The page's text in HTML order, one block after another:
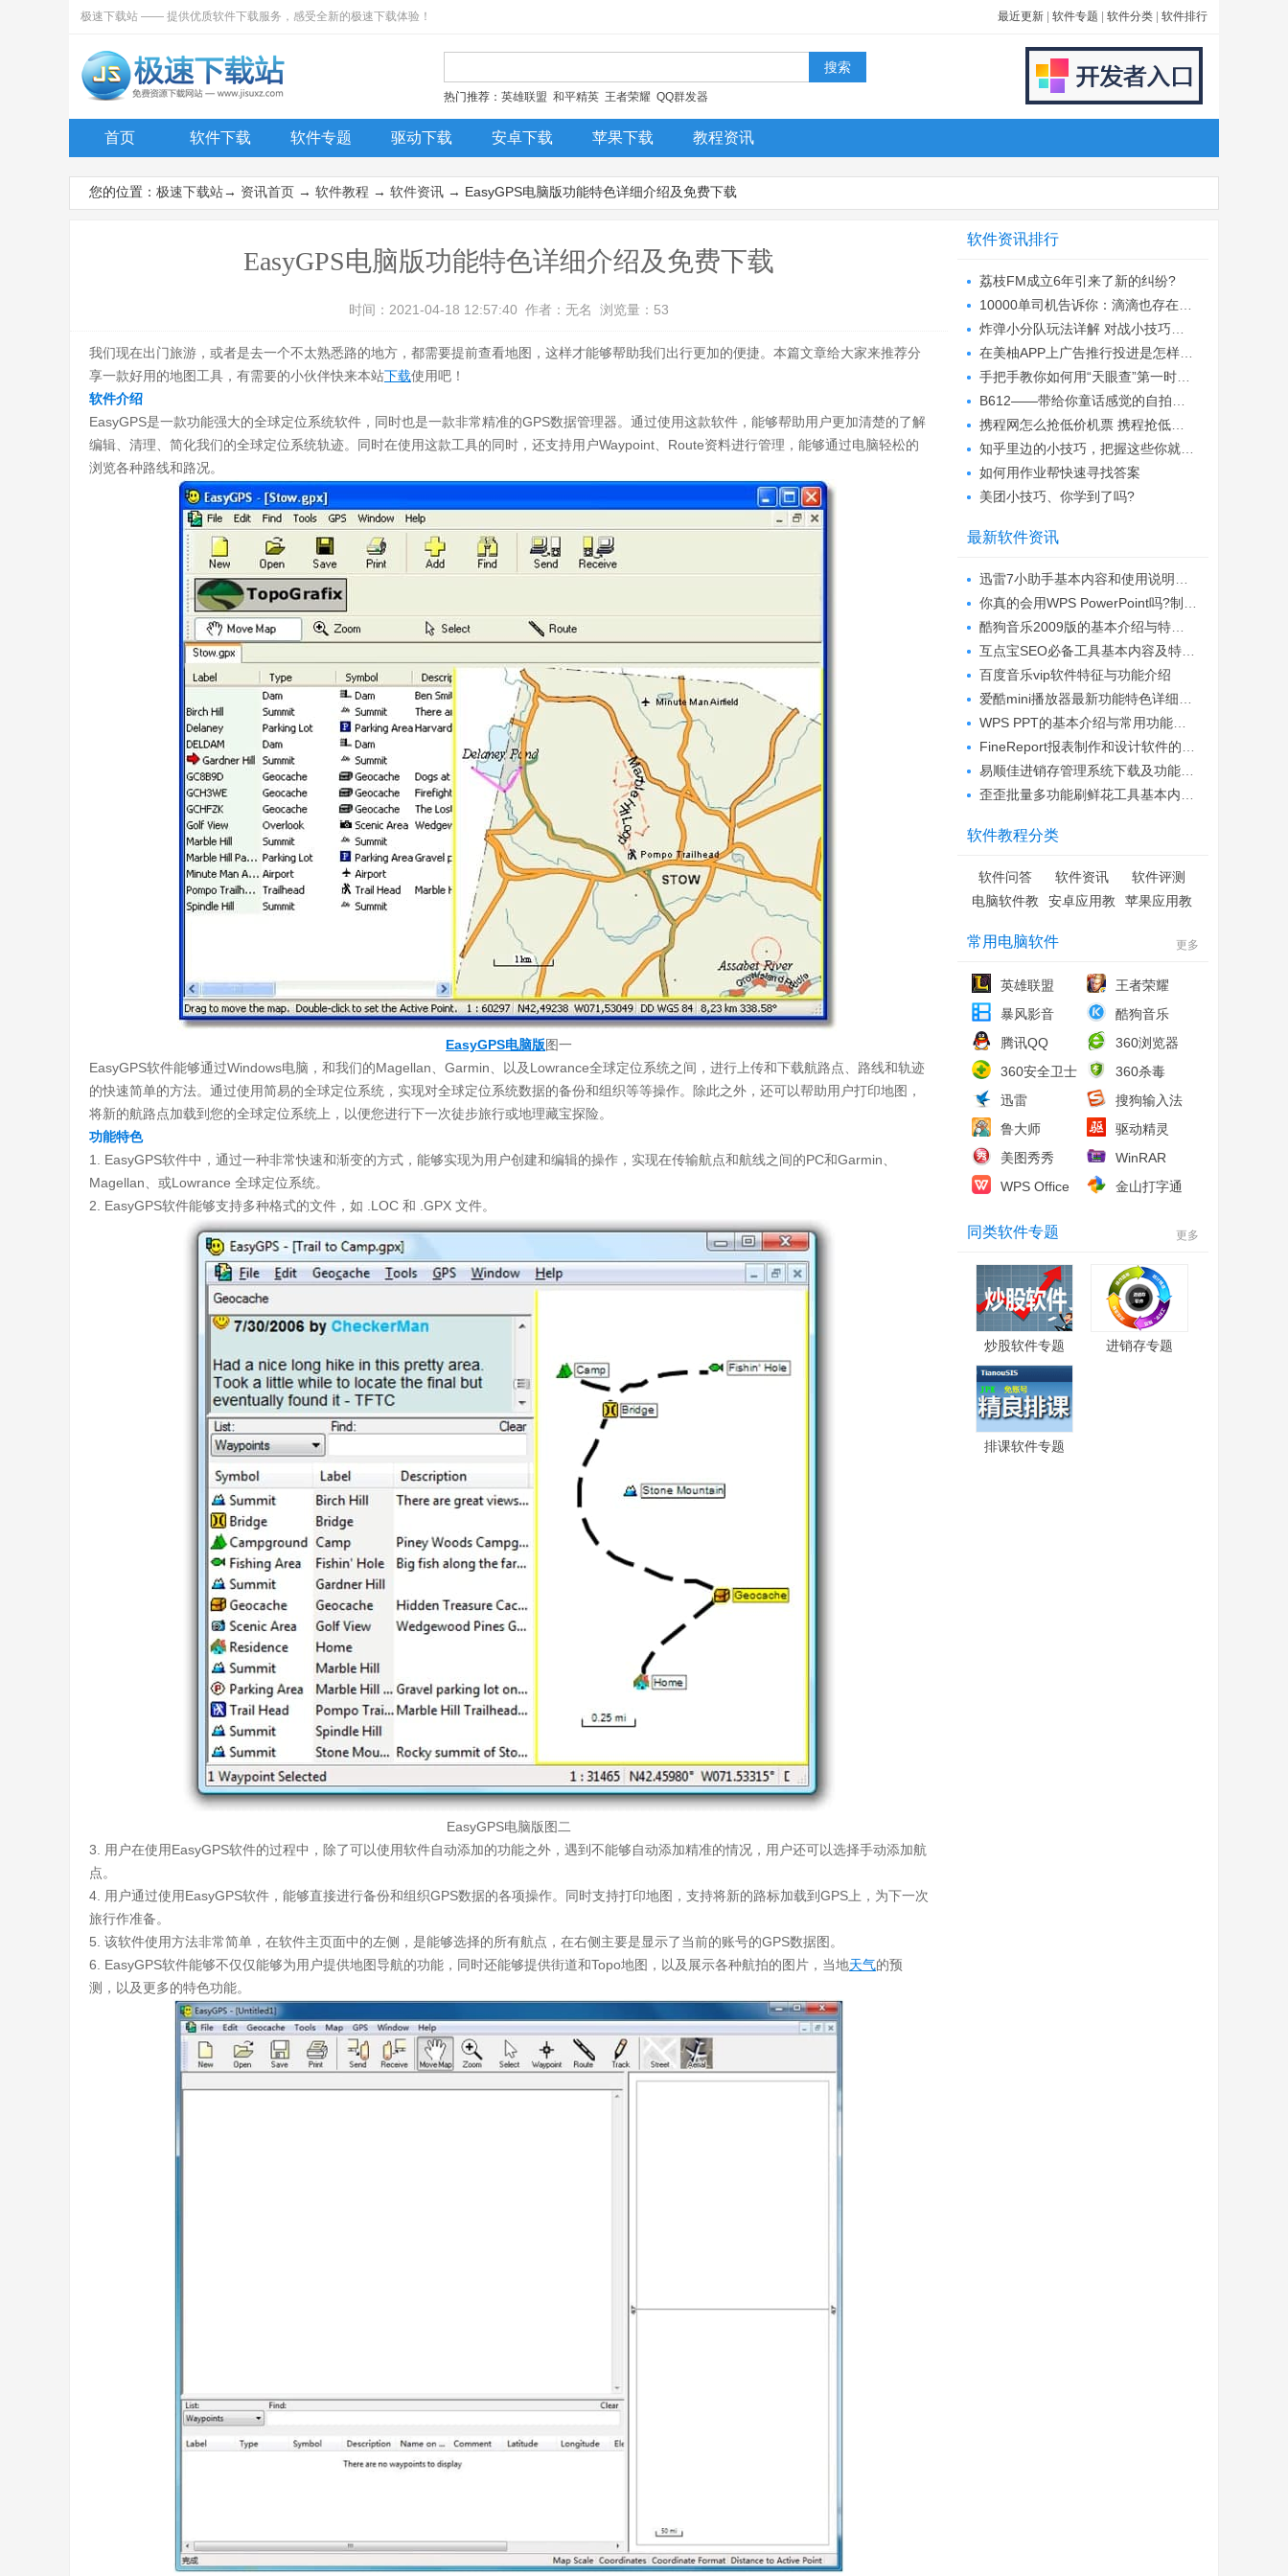
极速下载站 —— 提供优质软件下载服务，感受全新的极速下载体验！ 最近更新 软件专题 软件分类 软件排行
热门推荐： 英雄联盟 和平精英 王者荣耀 QQ群发器
首页 软件下载 软件专题 驱动下载 安卓下载 苹果下载 教程资讯
今日更新 排行榜 装机必备
您的位置： 极速下载站→ 资讯首页 → 软件教程 → 软件资讯 → EasyGPS电脑版功能特色详细介绍及免费下载
EasyGPS电脑版功能特色详细介绍及免费下载
时间：2021-04-18 12:57:40 作者：无名 浏览量：53
我们现在出门旅游，或者是去一个不太熟悉路的地方，都需要提前查看地图，这样才能够帮助我们出行更加的便捷。本篇文章给大家来推荐分
享一款好用的地图工具，有需要的小伙伴快来本站下载使用吧！
软件介绍
EasyGPS是一款功能强大的全球定位系统软件，同时也是一款非常精准的GPS数据管理器。通过使用这款软件，能够帮助用户更加清楚的了解
编辑、清理、简化我们的全球定位系统轨迹。同时在使用这款工具的同时，还支持用户Waypoint、Route资料进行管理，能够通过电脑轻松的
浏览各种路线和路况。
EasyGPS电脑版图一
EasyGPS软件能够通过Windows电脑，和我们的Magellan、Garmin、以及Lowrance全球定位系统之间，进行上传和下载航路点、路线和轨迹
的快速简单的方法。通过使用简易的全球定位系统，实现对全球定位系统数据的备份和组织等等操作。除此之外，还可以帮助用户打印地图，
将新的航路点加载到您的全球定位系统上，以便您进行下一次徒步旅行或地理藏宝探险。
功能特色
1. EasyGPS软件中，通过一种非常快速和渐变的方式，能够实现为用户创建和编辑的操作，实现在传输航点和航线之间的PC和Garmin、
Magellan、或Lowrance 全球定位系统。
2. EasyGPS软件能够支持多种格式的文件，如 .LOC 和 .GPX 文件。
EasyGPS电脑版图二
3. 用户在使用EasyGPS软件的过程中，除了可以使用软件自动添加的功能之外，遇到不能够自动添加精准的情况，用户还可以选择手动添加航
点。
4. 用户通过使用EasyGPS软件，能够直接进行备份和组织GPS数据的各项操作。同时支持打印地图，支持将新的路标加载到GPS上，为下一次
旅行作准备。
5. 该软件使用方法非常简单，在软件主页面中的左侧，是能够选择的所有航点，在右侧主要是显示了当前的账号的GPS数据图。
6. EasyGPS软件能够不仅仅能够为用户提供地图导航的功能，同时还能够提供街道和Topo地图，以及展示各种航拍的图片，当地天气的预
测，以及更多的特色功能。
软件资讯排行
荔枝FM成立6年引来了新的纠纷?
如何用作业帮快速寻找答案
美团小技巧、你学到了吗?
最新软件资讯
百度音乐vip软件特征与功能介绍
软件教程分类
软件问答 软件资讯
软件评测
电脑软件教
安卓应用教
苹果应用教
更多
常用电脑软件
英雄联盟
王者荣耀
暴风影音
酷狗音乐
腾讯QQ
360浏览器
360安全卫士
360杀毒
迅雷
搜狗输入法
鲁大师
驱动精灵
美图秀秀
WinRAR
WPS Office
金山打字通
更多
同类软件专题
炒股软件专题 进销存专题
排课软件专题